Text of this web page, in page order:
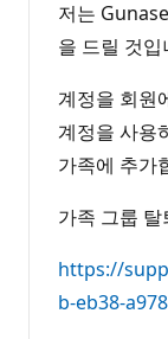
저는
을 드릴 것입
계정을 회원
계정을 사용
가족에 추가
가족 그룹
https://
b-eb38-